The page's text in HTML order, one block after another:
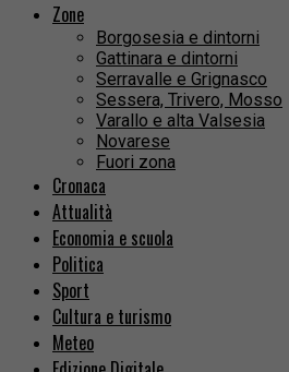
Zone
Borgosesia e dintorni
Gattinara e dintorni
Serravalle e Grignasco
Sessera, Trivero, Mosso
Varallo e alta Valsesia
Novarese
Fuori zona
Cronaca
Attualità
Economia e scuola
Politica
Sport
Cultura e turismo
Meteo